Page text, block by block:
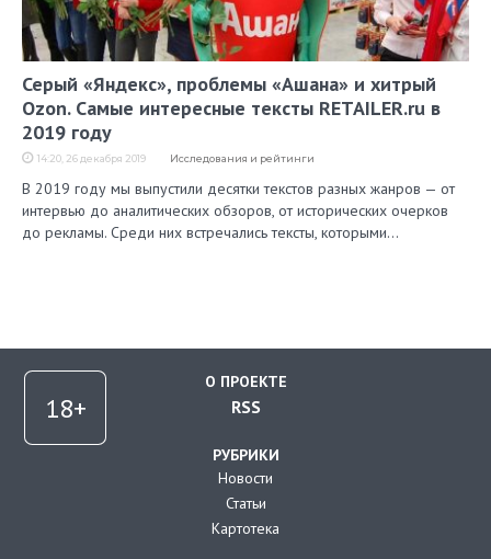
Серый «Яндекс», проблемы «Ашана» и хитрый
Ozon. Самые интересные тексты RETAILER.ru в
2019 году
14:20, 26 декабря 2019 Исследования и рейтинги
В 2019 году мы выпустили десятки текстов разных жанров — от
интервью до аналитических обзоров, от исторических очерков
до рекламы. Среди них встречались тексты, которыми…
О ПРОЕКТЕ
RSS
РУБРИКИ
Новости
Статьи
Картотека